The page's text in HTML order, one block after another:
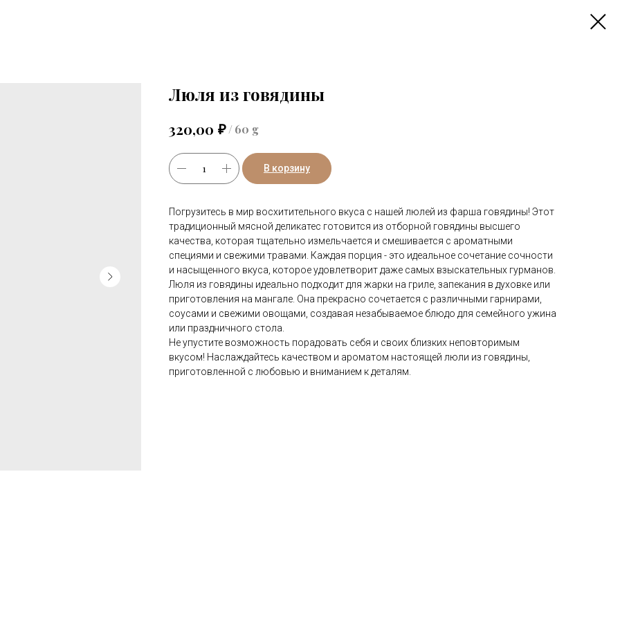
Люля из говядины
320,00 ₽/60 g
В корзину
Погрузитесь в мир восхитительного вкуса с нашей люлей из фарша говядины! Этот
традиционный мясной деликатес готовится из отборной говядины высшего
качества, которая тщательно измельчается и смешивается с ароматными
специями и свежими травами. Каждая порция - это идеальное сочетание сочности
и насыщенного вкуса, которое удовлетворит даже самых взыскательных гурманов.
Люля из говядины идеально подходит для жарки на гриле, запекания в духовке или
приготовления на мангале. Она прекрасно сочетается с различными гарнирами,
соусами и свежими овощами, создавая незабываемое блюдо для семейного ужина
или праздничного стола.
Не упустите возможность порадовать себя и своих близких неповторимым
вкусом! Наслаждайтесь качеством и ароматом настоящей люли из говядины,
приготовленной с любовью и вниманием к деталям.